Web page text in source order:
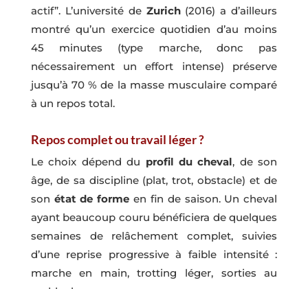
actif”. L’université de Zurich(2016) a d’ailleurs
montré qu’un exercice quotidien d’au moins
45 minutes (type marche, donc pas
nécessairement un effort intense) préserve
jusqu’à 70 % de la masse musculaire comparé
à un repos total.
Repos complet ou travail léger ?
Le choix dépend du profil du cheval, de son
âge, de sa discipline (plat, trot, obstacle) et de
son état de forme en fin de saison. Un cheval
ayant beaucoup couru bénéficiera de quelques
semaines de relâchement complet, suivies
d’une reprise progressive à faible intensité :
marche en main, trotting léger, sorties au